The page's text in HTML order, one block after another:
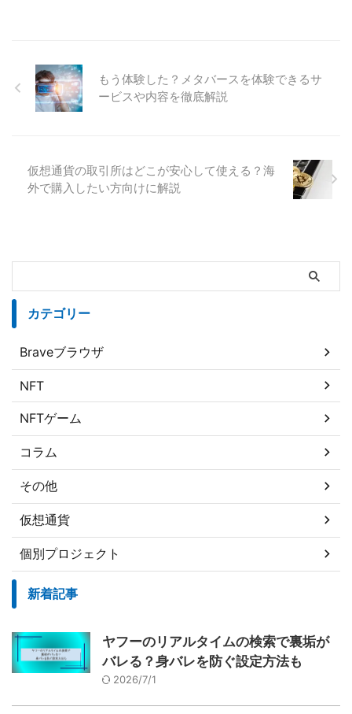
もう体験した？メタバースを体験できるサ
ービスや内容を徹底解説
仮想通貨の取引所はどこが安心して使える？海
外で購入したい方向けに解説
カテゴリー
Braveブラウザ
NFT
NFTゲーム
コラム
その他
仮想通貨
個別プロジェクト
新着記事
ヤフーのリアルタイムの検索で裏垢が
バレる？身バレを防ぐ設定方法も
2026/7/1